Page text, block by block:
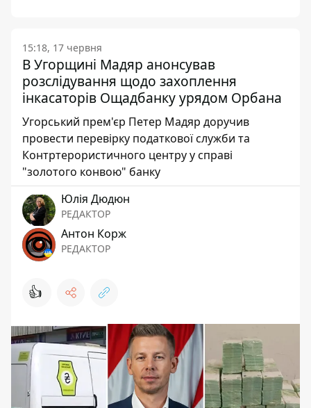
15:18, 17 червня
В Угорщині Мадяр анонсував
розслідування щодо захоплення
інкасаторів Ощадбанку урядом Орбана
Угорський прем'єр Петер Мадяр доручив
провести перевірку податкової служби та
Контртерористичного центру у справі
"золотого конвою" банку
Юлія Дюдюн
РЕДАКТОР
Антон Корж
РЕДАКТОР
👍